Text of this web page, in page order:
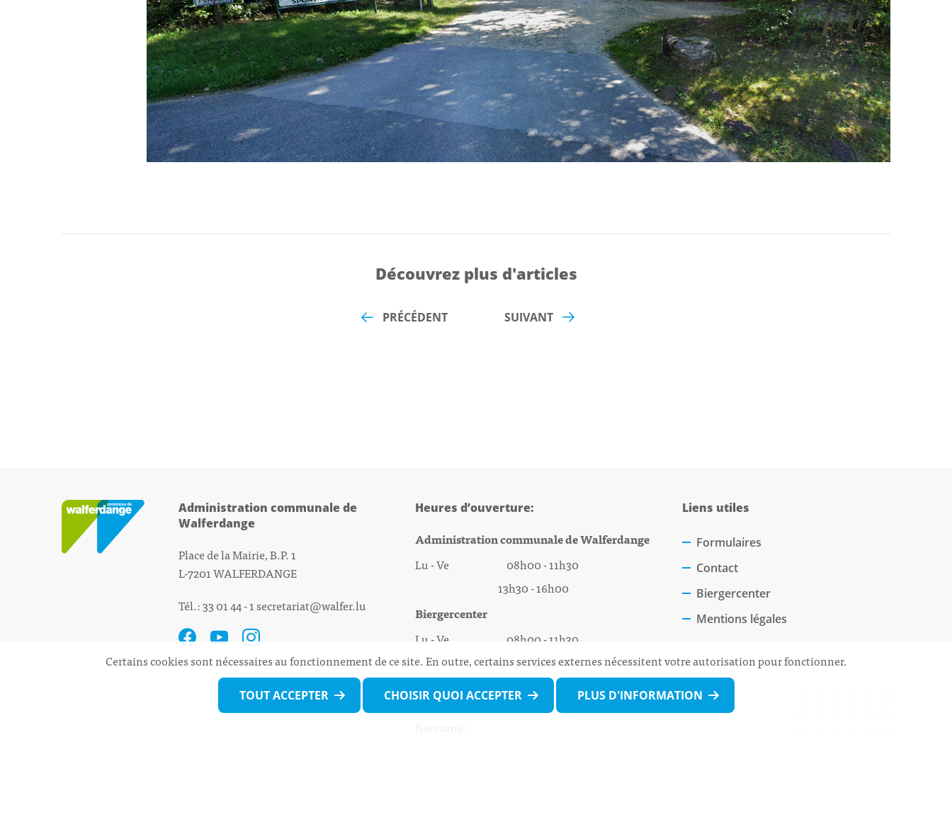
Découvrez plus d'articles
PRÉCÉDENT SUIVANT
Administration communale de
Walferdange
Place de la Mairie, B.P. 1
L-7201 WALFERDANGE
Tél.: 33 01 44 - 1secretariat@walfer.lu
Heures d’ouverture:
Administration communale de Walferdange
Lu - Ve 08h00 - 11h30
13h30 - 16h00
Biergercenter
Lu - Ve 08h00 - 11h30
13h30 - 16h00
Le mardi après-midi et le vendredi après-
midi uniquement sur Rdv.
Liens utiles
Formulaires
Contact
Biergercenter
Mentions légales
Certains cookies sont nécessaires au fonctionnement de ce site. En outre, certains services externes nécessitent votre autorisation pour fonctionner.
TOUT ACCEPTER CHOISIR QUOI ACCEPTER PLUS D'INFORMATION